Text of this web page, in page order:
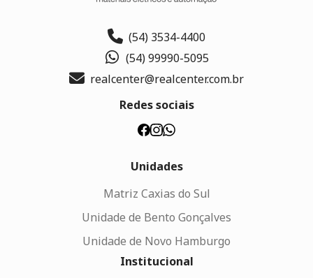
(54) 3534-4400
(54) 99990-5095
realcenter@realcenter.com.br
Redes sociais
Unidades
Matriz Caxias do Sul
Unidade de Bento Gonçalves
Unidade de Novo Hamburgo
Institucional